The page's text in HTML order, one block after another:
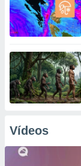
Vídeos